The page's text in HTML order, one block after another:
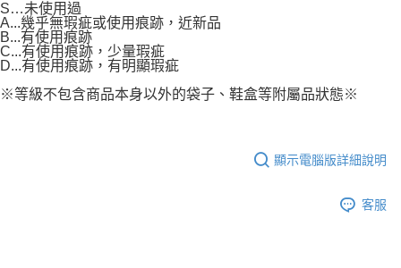
S…未使用過
A...幾乎無瑕疵或使用痕跡，近新品
B...有使用痕跡
C...有使用痕跡，少量瑕疵
D...有使用痕跡，有明顯瑕疵
※等級不包含商品本身以外的袋子、鞋盒等附屬品狀態※
顯示電腦版詳細說明
客服